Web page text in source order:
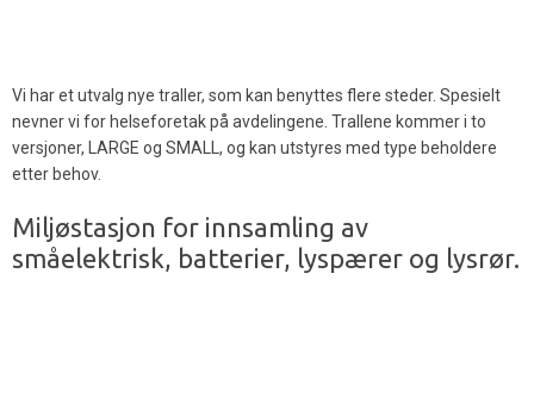
Vi har et utvalg nye traller, som kan benyttes flere steder. Spesielt
nevner vi for helseforetak på avdelingene. Trallene kommer i to
versjoner, LARGE og SMALL, og kan utstyres med type beholdere
etter behov.
Miljøstasjon for innsamling av
småelektrisk, batterier, lyspærer og lysrør.